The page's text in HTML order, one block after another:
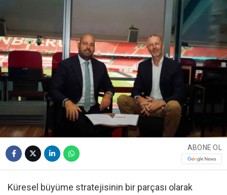
ABONE OL
Küresel büyüme stratejisinin bir parçası olarak